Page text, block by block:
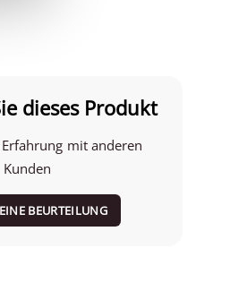
dieses Produkt
mit anderen
Kunden
BEURTEILUNG